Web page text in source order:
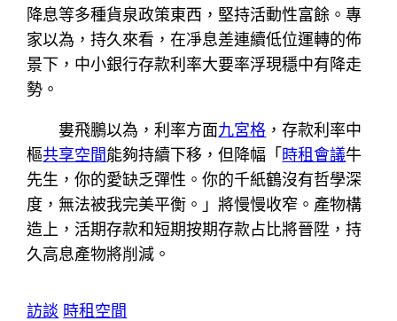
降息等多種貨泉政策東西，堅持活動性富餘。專
家以為，持久來看，在凈息差連續低位運轉的佈
景下，中小銀行存款利率大要率浮現穩中有降走
勢。
婁飛鵬以為，利率方面九宮格 ，存款利率中
樞共享空間能夠持續下移，但降幅「時租會議牛
先生，你的愛缺乏彈性。你的千紙鶴沒有哲學深
度，無法被我完美平衡。」將慢慢收窄。產物構
造上，活期存款和短期按期存款占比將晉陞，持
久高息產物將削減。
訪談 時租空間